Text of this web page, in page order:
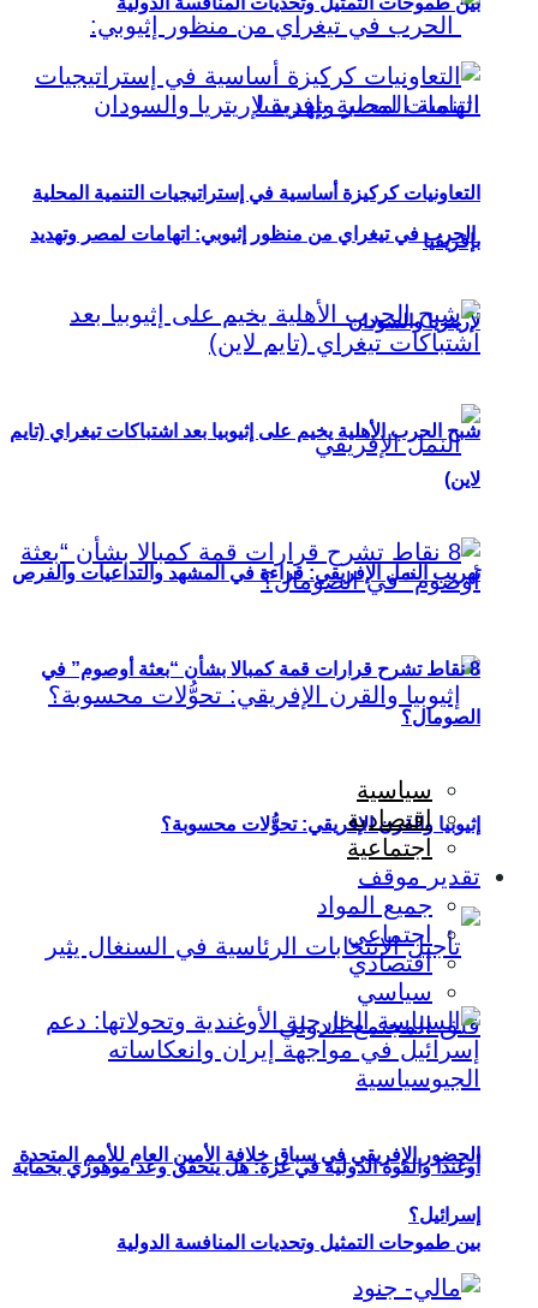
الحرب في تيغراي من منظور إثيوبي: اتهامات لمصر وتهديد
لإريتريا والسودان
تهريب النمل الإفريقي: قراءة في المشهد والتداعيات والفرص
إثيوبيا والقرن الإفريقي: تحوُّلات محسوبة؟
الحضور الإفريقي في سباق خلافة الأمين العام للأمم المتحدة
بين طموحات التمثيل وتحديات المنافسة الدولية
التعاونيات كركيزة أساسية في إستراتيجيات التنمية المحلية
بإفريقيا
شبح الحرب الأهلية يخيم على إثيوبيا بعد اشتباكات تيغراي (تايم
لاين)
8 نقاط تشرح قرارات قمة كمبالا بشأن “بعثة أوصوم” في
الصومال؟
سياسية
اقتصادية
اجتماعية
تقدير موقف
جميع المواد
اجتماعي
اقتصادي
سياسي
أوغندا والقوة الدولية في غزة: هل يتحقق وعد موهوزي بحماية
إسرائيل؟